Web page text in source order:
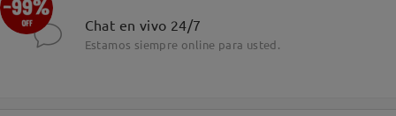
Chat en vivo 24/7
Estamos siempre online para usted.